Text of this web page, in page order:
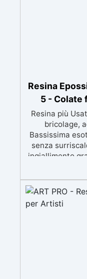
Resina
5 - Colate
Resina più
bricolage,
Bassissima
senza
ingiallimento
meccanica.
BPA/VOC